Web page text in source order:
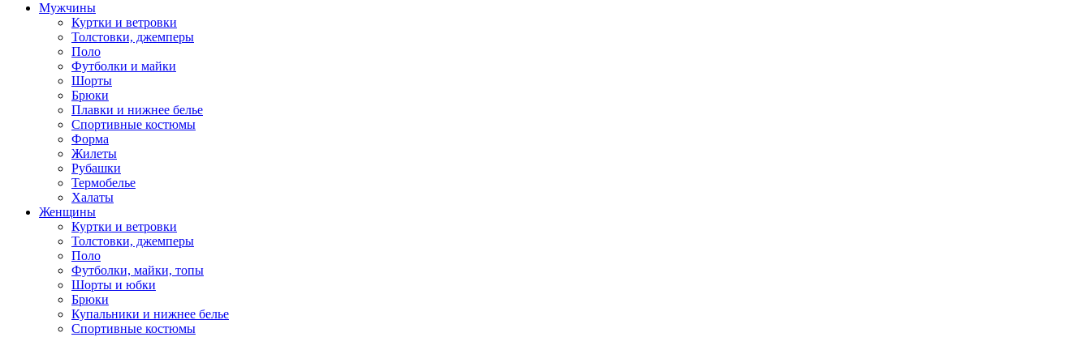
Мужчины
Куртки и ветровки
Толстовки, джемперы
Поло
Футболки и майки
Шорты
Брюки
Плавки и нижнее белье
Спортивные костюмы
Форма
Жилеты
Рубашки
Термобелье
Халаты
Женщины
Куртки и ветровки
Толстовки, джемперы
Поло
Футболки, майки, топы
Шорты и юбки
Брюки
Купальники и нижнее белье
Спортивные костюмы